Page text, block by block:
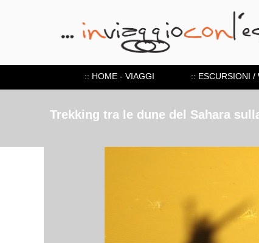
:: HOME - VIAGGI :: ESCURSIONI /
Trekking tra le dune del Sahara